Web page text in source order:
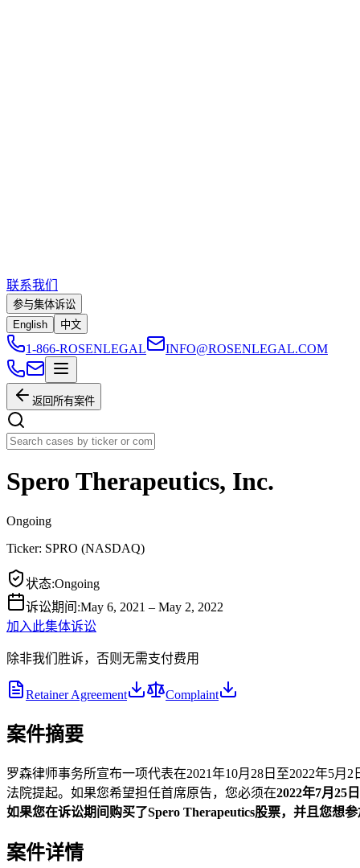
联系我们
参与集体诉讼
English
中文
1-866-ROSENLEGAL INFO@ROSENLEGAL.COM
返回所有案件
Spero Therapeutics, Inc.
Ongoing
Ticker: SPRO (NASDAQ)
状态:Ongoing
诉讼期间 :May 6, 2021 – May 2, 2022
加入此集体诉讼
除非我们胜诉，否则无需支付费用
Retainer Agreement Complaint
案件摘要
罗森律师事务所宣布一项代表在2021年10月28日至2022年5月
法院提起。如果您希望担任首席原告，您必须在2022年7月25日
如果您在诉讼期间购买了Spero Therapeutics股票，并且您想
案件详情